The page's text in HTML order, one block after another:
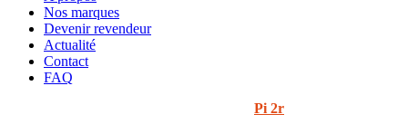
Nos marques
Devenir revendeur
Actualité
Contact
FAQ
Pi 2r